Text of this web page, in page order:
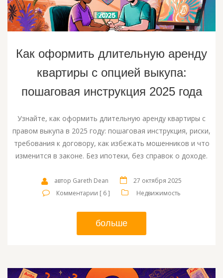
Как оформить длительную аренду
квартиры с опцией выкупа:
пошаговая инструкция 2025 года
Узнайте, как оформить длительную аренду квартиры с
правом выкупа в 2025 году: пошаговая инструкция, риски,
требования к договору, как избежать мошенников и что
изменится в законе. Без ипотеки, без справок о доходе.
автор Gareth Dean
27 октября 2025
Комментарии [ 6 ]
Недвижимость
больше